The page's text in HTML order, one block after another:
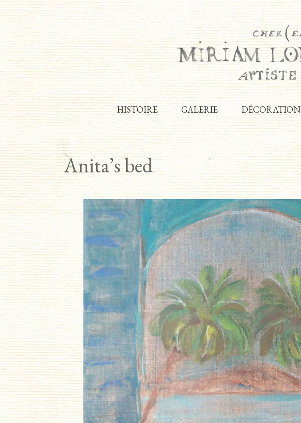
HISTOIRE GALERIE DÉCORATION
Anita’s bed